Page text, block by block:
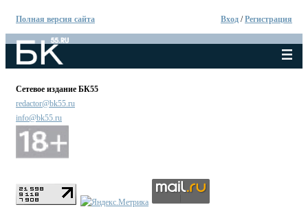
Полная версия сайта Вход /Регистрация
Сетевое издание БК55
redactor@bk55.ru
info@bk55.ru